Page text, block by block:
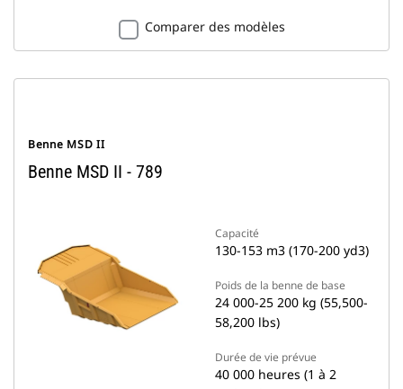
Comparer des modèles
Benne MSD II
Benne MSD II - 789
Capacité
130-153 m3 (170-200 yd3)
Poids de la benne de base
24 000-25 200 kg (55,500-
58,200 lbs)
Durée de vie prévue
40 000 heures (1 à 2